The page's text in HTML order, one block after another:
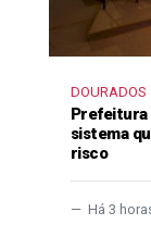
DOURADOS
Prefeitura
sistema
risco
Há 3